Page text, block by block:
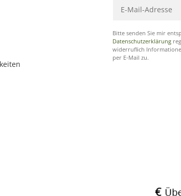
Bitte senden Sie mir
Datenschutzerklärung
widerruflich
per E-Mail zu.